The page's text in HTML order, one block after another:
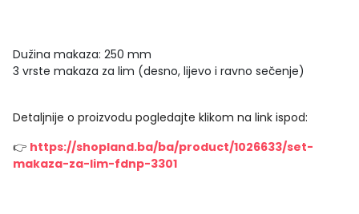
Dužina makaza: 250 mm
3 vrste makaza za lim (desno, lijevo i ravno sečenje)
Detaljnije o proizvodu pogledajte klikom na link ispod:
👉 https://shopland.ba/ba/product/1026633/set-
makaza-za-lim-fdnp-3301